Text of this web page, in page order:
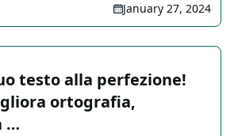
January 27, 2024
testo alla perfezione!
ortografia,
…